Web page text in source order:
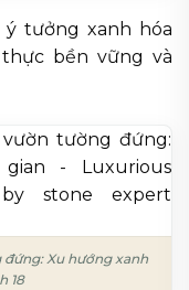
ý tưởng xanh hóa
bền vững và
Xu hướng xanh
18